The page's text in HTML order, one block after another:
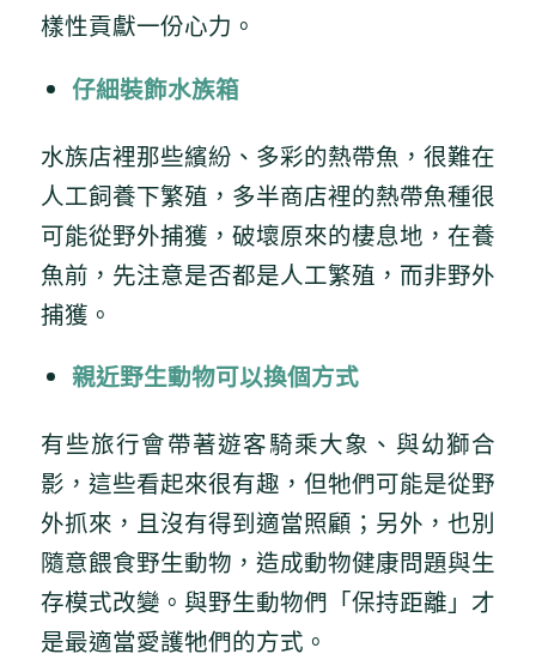
樣性貢獻一份心力。
仔細裝飾水族箱
水族店裡那些繽紛、多彩的熱帶魚，很難在
人工飼養下繁殖，多半商店裡的熱帶魚種很
可能從野外捕獲，破壞原來的棲息地，在養
魚前，先注意是否都是人工繁殖，而非野外
捕獲。
親近野生動物可以換個方式
有些旅行會帶著遊客騎乘大象、與幼獅合
影，這些看起來很有趣，但牠們可能是從野
外抓來，且沒有得到適當照顧；另外，也別
隨意餵食野生動物，造成動物健康問題與生
存模式改變。與野生動物們「保持距離」才
是最適當愛護牠們的方式。